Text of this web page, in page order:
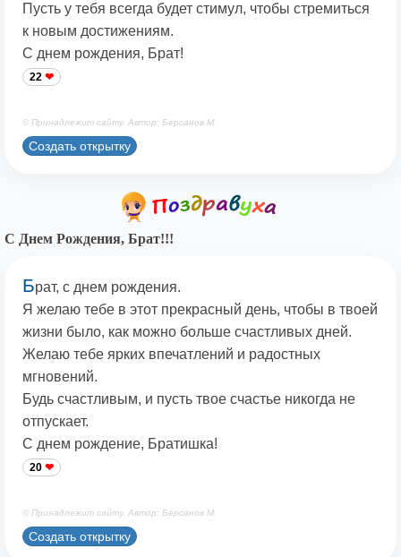
Пусть у тебя всегда будет стимул, чтобы стремиться
к новым достижениям.
С днем рождения, Брат!
22
© Принадлежит сайту. Автор: Берсанов М.
Создать открытку
С Днем Рождения, Брат!!!
Брат, с днем рождения.
Я желаю тебе в этот прекрасный день, чтобы в твоей
жизни было, как можно больше счастливых дней.
Желаю тебе ярких впечатлений и радостных
мгновений.
Будь счастливым, и пусть твое счастье никогда не
отпускает.
С днем рождение, Братишка!
20
© Принадлежит сайту. Автор: Берсанов М.
Создать открытку